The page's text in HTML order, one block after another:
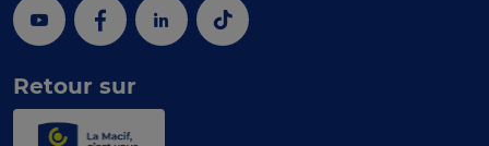
YoutubeFacebookLinkedinTik
Tok
Retour sur